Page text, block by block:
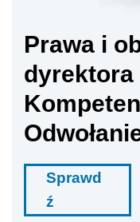
Prawa i
dyrektora
Sprawd
ź